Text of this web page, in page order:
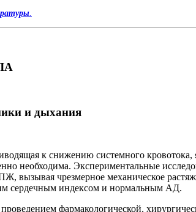
и дыхания
к снижению системного
необходима. Экспериментальные
вызывая чрезмерное механическое
сердечным индексом и нормальным АД.
фармакологической,